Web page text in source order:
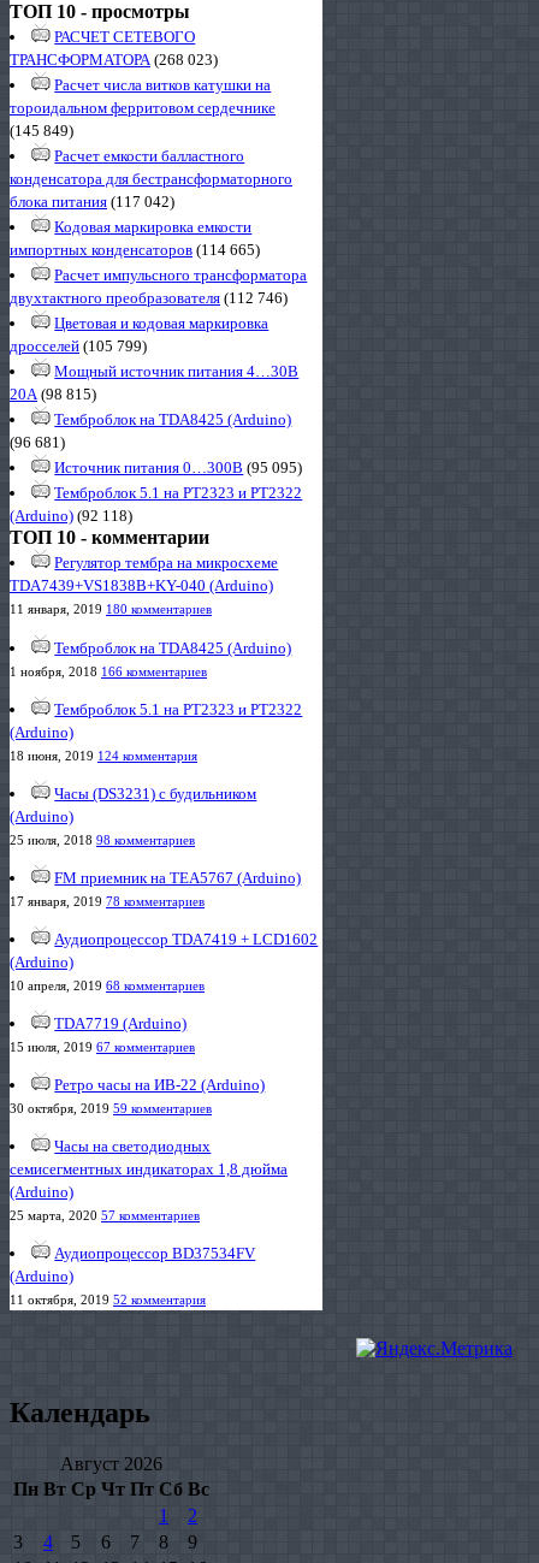
ТОП 10 - просмотры
РАСЧЕТ СЕТЕВОГО
ТРАНСФОРМАТОРА(268 023)
Расчет числа витков катушки на
тороидальном ферритовом сердечнике
(145 849)
Расчет емкости балластного
конденсатора для бестрансформаторного
блока питания (117 042)
Кодовая маркировка емкости
импортных конденсаторов (114 665)
Расчет импульсного трансформатора
двухтактного преобразователя (112 746)
Цветовая и кодовая маркировка
дросселей (105 799)
Мощный источник питания 4…30В
20А(98 815)
Темброблок на TDA8425 (Arduino)
(96 681)
Источник питания 0…300В (95 095)
Темброблок 5.1 на PT2323 и PT2322
(Arduino) (92 118)
ТОП 10 - комментарии
Регулятор тембра на микросхеме
TDA7439+VS1838B+KY-040 (Arduino)
11 января, 2019 180 комментариев
Темброблок на TDA8425 (Arduino)
1 ноября, 2018 166 комментариев
Темброблок 5.1 на PT2323 и PT2322
(Arduino)
18 июня, 2019 124 комментария
Часы (DS3231) с будильником
(Arduino)
25 июля, 2018 98 комментариев
FM приемник на TEA5767 (Arduino)
17 января, 2019 78 комментариев
Аудиопроцессор TDA7419 + LCD1602
(Arduino)
10 апреля, 2019 68 комментариев
TDA7719 (Arduino)
15 июля, 2019 67 комментариев
Ретро часы на ИВ-22 (Arduino)
30 октября, 2019 59 комментариев
Часы на светодиодных
семисегментных индикаторах 1,8 дюйма
(Arduino)
25 марта, 2020 57 комментариев
Аудиопроцессор BD37534FV
(Arduino)
11 октября, 2019 52 комментария
Календарь
Август 2026
Пн Вт Ср Чт Пт Сб Вс
1
2
3
4 5 6 7 8
9